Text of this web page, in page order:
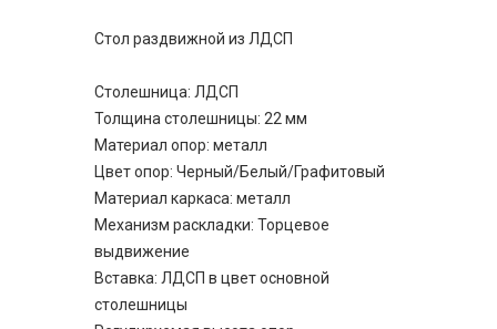
Стол раздвижной из ЛДСП
Столешница: ЛДСП
Толщина столешницы: 22 мм
Материал опор: металл
Цвет опор: Черный/Белый/Графитовый
Материал каркаса: металл
Механизм раскладки: Торцевое
выдвижение
Вставка: ЛДСП в цвет основной
столешницы